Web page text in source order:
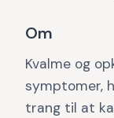
Om
Kvalme og
symptomer,
trang til at